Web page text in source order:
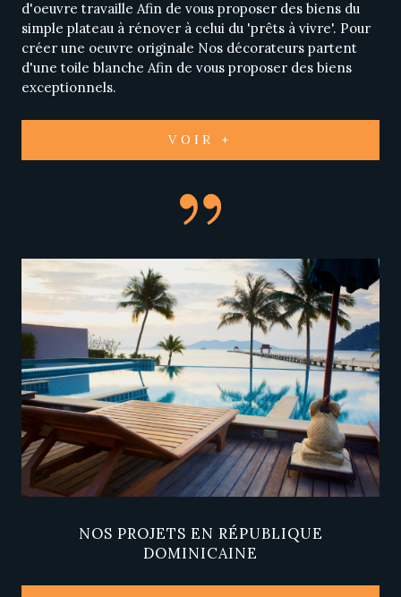
d'oeuvre travaille Afin de vous proposer des biens du
simple plateau à rénover à celui du 'prêts à vivre'. Pour
créer une oeuvre originale Nos décorateurs partent
d'une toile blanche Afin de vous proposer des biens
exceptionnels.
VOIR +
NOS PROJETS EN RÉPUBLIQUE
DOMINICAINE